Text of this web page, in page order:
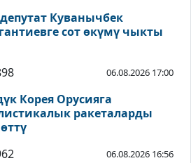
Куванычбек
сот өкүмү чыкты
06.08.2026 17:00
Корея Орусияга
ракеталарды
06.08.2026 16:56